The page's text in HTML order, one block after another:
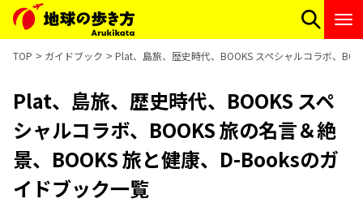
TOP ガイドブック Plat、島旅、歴史時代、BOOKS スペシャルコラボ、
Plat、島旅、歴史時代、BOOKS スペ
シャルコラボ、BOOKS 旅の名言＆絶
景、BOOKS 旅と健康、D-Booksのガ
イドブック一覧